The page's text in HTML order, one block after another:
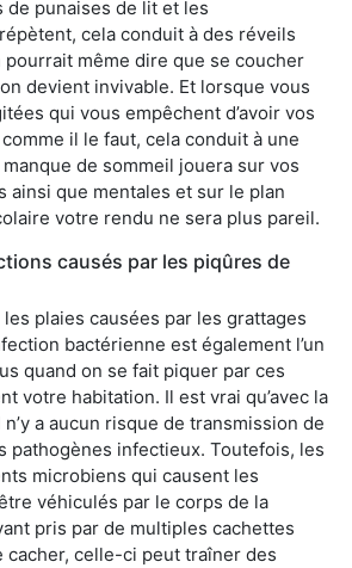
de punaises de lit et les
cela conduit à des réveils
même dire que se coucher
devient invivable. Et lorsque vous
qui vous empêchent d’avoir vos
il le faut, cela conduit à une
de sommeil jouera sur vos
ainsi que mentales et sur le plan
votre rendu ne sera plus pareil.
causés par les piqûres de
plaies causées par les grattages
bactérienne est également l’un
quand on se fait piquer par ces
votre habitation. Il est vrai qu’avec la
a aucun risque de transmission de
pathogènes infectieux. Toutefois, les
microbiens qui causent les
véhiculés par le corps de la
pris par de multiples cachettes
cacher, celle-ci peut traîner des